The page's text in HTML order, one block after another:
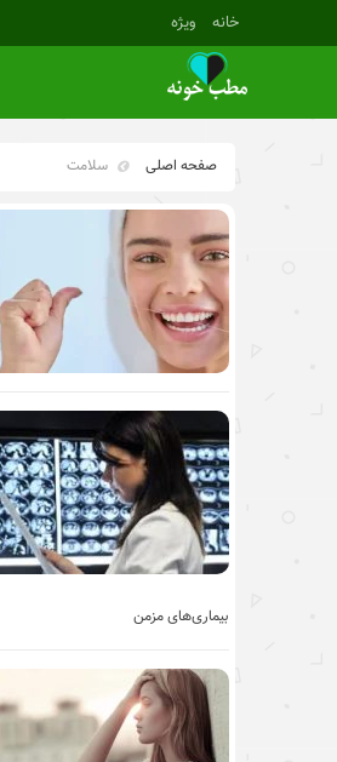
خانه ویژه
صفحه اصلی سلامت
بیماری‌های مزمن